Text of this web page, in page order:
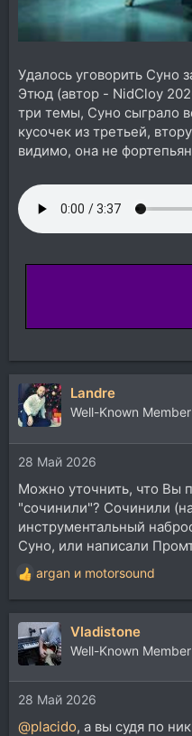
Удалось уговорить Суно
Этюд (автор - NidCloy
три темы, Суно сыграло
кусочек из третьей,
видимо, она не
Landre
Well-Known Member
28 Май 2026
Можно уточнить, что Вы
"сочинили"? Сочинили
инструментальный
Суно, или написали
Р
е
а
ц
и
и
:
argan и motorsound
Vladistone
Well-Known Member
28 Май 2026
@placido, а вы судя по